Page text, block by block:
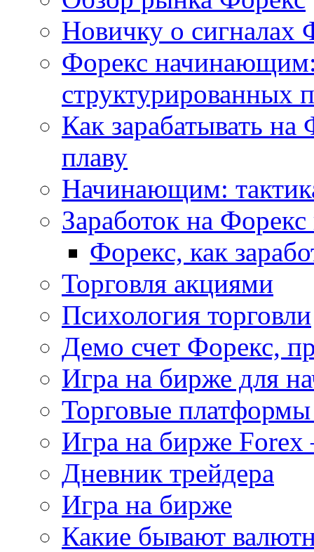
Новичку о сигналах
Форекс
структурированных
Как зарабатывать на
плаву
Начинающим:
Заработок на
Форекс, как
Торговля акциями
Психология торговли
Демо счет Форекс,
Игра на бирже для
Торговые
Игра на бирже Forex
Дневник трейдера
Игра на бирже
Какие бывают